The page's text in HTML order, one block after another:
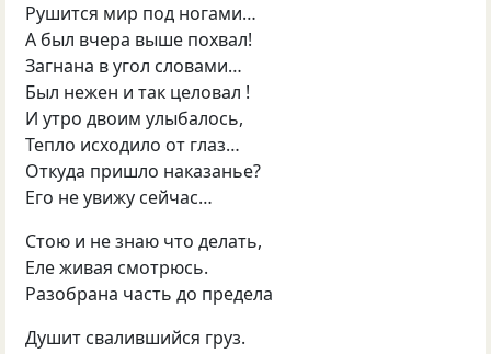
Рушится мир под ногами…
А был вчера выше похвал!
Загнана в угол словами…
Был нежен и так целовал !
И утро двоим улыбалось,
Тепло исходило от глаз…
Откуда пришло наказанье?
Его не увижу сейчас…
Стою и не знаю что делать,
Еле живая смотрюсь.
Разобрана часть до предела
Душит свалившийся груз.